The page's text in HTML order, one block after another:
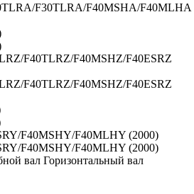
F30TLRA/F40MSHA/F40MLHA
F40TLRZ/F40MSHZ/F40ESRZ
F40TLRZ/F40MSHZ/F40ESRZ
F40MSHY/F40MLHY (2000)
F40MSHY/F40MLHY (2000)
вал Горизонтальный вал